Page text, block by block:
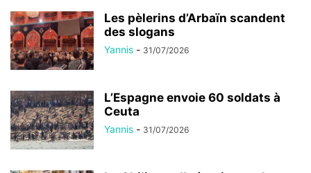
Les pèlerins d’Arbaïn scandent
des slogans
Yannis - 31/07/2026
L’Espagne envoie 60 soldats à
Ceuta
Yannis - 31/07/2026